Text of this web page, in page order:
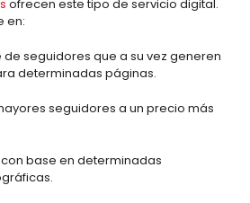
ofrecen este tipo de servicio digital.
en:
seguidores que a su vez generen
determinadas páginas.
seguidores a un precio más
base en determinadas